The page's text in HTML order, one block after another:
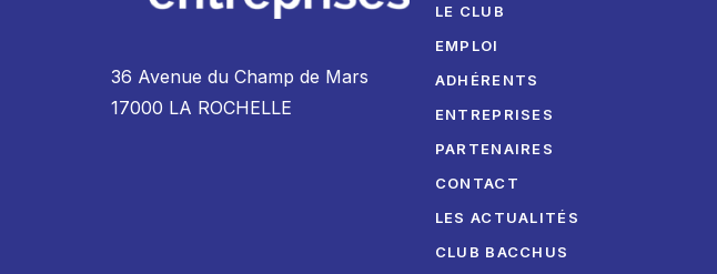
36 Avenue du Champ de Mars
17000 LA ROCHELLE
LE CLUB
EMPLOI
ADHÉRENTS
ENTREPRISES
PARTENAIRES
CONTACT
LES ACTUALITÉS
CLUB BACCHUS